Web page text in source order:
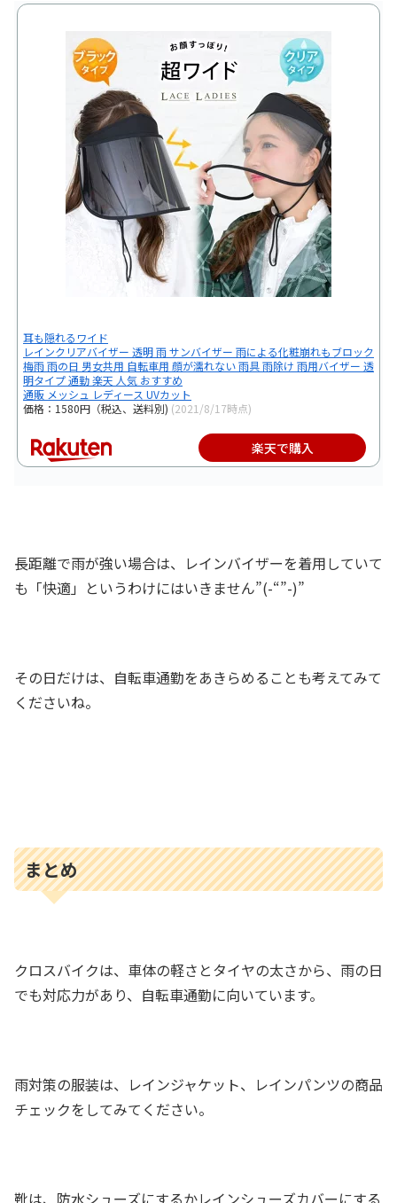
耳も隠れるワイド
レインクリアバイザー 透明 雨 サンバイザー 雨による化粧崩れもブロック
梅雨 雨の日 男女共用 自転車用 顔が濡れない 雨具 雨除け 雨用バイザー 透
明タイプ 通勤 楽天 人気 おすすめ
通販 メッシュ レディース UVカット
価格：1580円（税込、送料別) (2021/8/17時点)
楽天で購入
長距離で雨が強い場合は、レインバイザーを着用していて
も「快適」というわけにはいきません”(-“”-)”
その日だけは、自転車通勤をあきらめることも考えてみて
くださいね。
まとめ
クロスバイクは、車体の軽さとタイヤの太さから、雨の日
でも対応力があり、自転車通勤に向いています。
雨対策の服装は、レインジャケット、レインパンツの商品
チェックをしてみてください。
靴は、防水シューズにするかレインシューズカバーにする